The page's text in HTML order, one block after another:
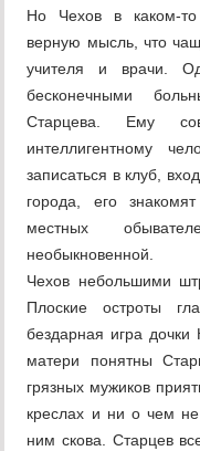
Но Чехов в каком-то
верную мысль, что
учителя и врачи.
бесконечными
Старцева. Ему
интеллигентному
записаться в клуб,
города, его
местных
необыкновенной.
Чехов небольшими
Плоские остроты
бездарная игра
матери понятны
грязных мужиков
креслах и ни о чем
ним скова. Старцев